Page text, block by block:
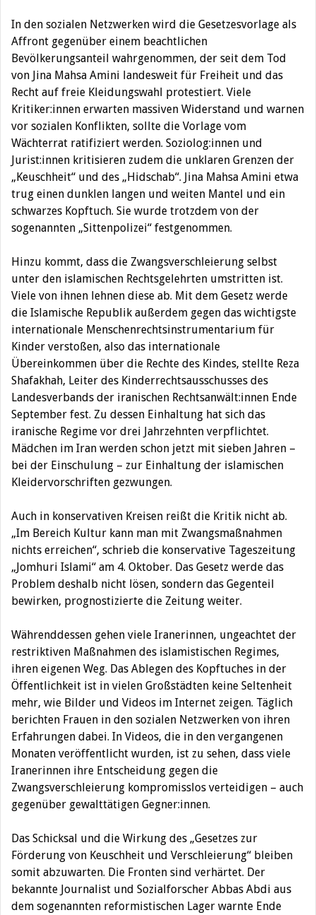
In den sozialen Netzwerken wird die Gesetzesvorlage als
Affront gegenüber einem beachtlichen
Bevölkerungsanteil wahrgenommen, der seit dem Tod
von Jina Mahsa Amini landesweit für Freiheit und das
Recht auf freie Kleidungswahl protestiert. Viele
Kritiker:innen erwarten massiven Widerstand und warnen
vor sozialen Konflikten, sollte die Vorlage vom
Wächterrat ratifiziert werden. Soziolog:innen und
Jurist:innen kritisieren zudem die unklaren Grenzen der
„Keuschheit“ und des „Hidschab“. Jina Mahsa Amini etwa
trug einen dunklen langen und weiten Mantel und ein
schwarzes Kopftuch. Sie wurde trotzdem von der
sogenannten „Sittenpolizei“ festgenommen.
Hinzu kommt, dass die Zwangsverschleierung selbst
unter den islamischen Rechtsgelehrten umstritten ist.
Viele von ihnen lehnen diese ab. Mit dem Gesetz werde
die Islamische Republik außerdem gegen das wichtigste
internationale Menschenrechtsinstrumentarium für
Kinder verstoßen, also das internationale
Übereinkommen über die Rechte des Kindes, stellte Reza
Shafakhah, Leiter des Kinderrechtsausschusses des
Landesverbands der iranischen Rechtsanwält:innen Ende
September fest. Zu dessen Einhaltung hat sich das
iranische Regime vor drei Jahrzehnten verpflichtet.
Mädchen im Iran werden schon jetzt mit sieben Jahren –
bei der Einschulung – zur Einhaltung der islamischen
Kleidervorschriften gezwungen.
Auch in konservativen Kreisen reißt die Kritik nicht ab.
„Im Bereich Kultur kann man mit Zwangsmaßnahmen
nichts erreichen“, schrieb die konservative Tageszeitung
„Jomhuri Islami“ am 4. Oktober. Das Gesetz werde das
Problem deshalb nicht lösen, sondern das Gegenteil
bewirken, prognostizierte die Zeitung weiter.
Währenddessen gehen viele Iranerinnen, ungeachtet der
restriktiven Maßnahmen des islamistischen Regimes,
ihren eigenen Weg. Das Ablegen des Kopftuches in der
Öffentlichkeit ist in vielen Großstädten keine Seltenheit
mehr, wie Bilder und Videos im Internet zeigen. Täglich
berichten Frauen in den sozialen Netzwerken von ihren
Erfahrungen dabei. In Videos, die in den vergangenen
Monaten veröffentlicht wurden, ist zu sehen, dass viele
Iranerinnen ihre Entscheidung gegen die
Zwangsverschleierung kompromisslos verteidigen – auch
gegenüber gewalttätigen Gegner:innen.
Das Schicksal und die Wirkung des „Gesetzes zur
Förderung von Keuschheit und Verschleierung“ bleiben
somit abzuwarten. Die Fronten sind verhärtet. Der
bekannte Journalist und Sozialforscher Abbas Abdi aus
dem sogenannten reformistischen Lager warnte Ende